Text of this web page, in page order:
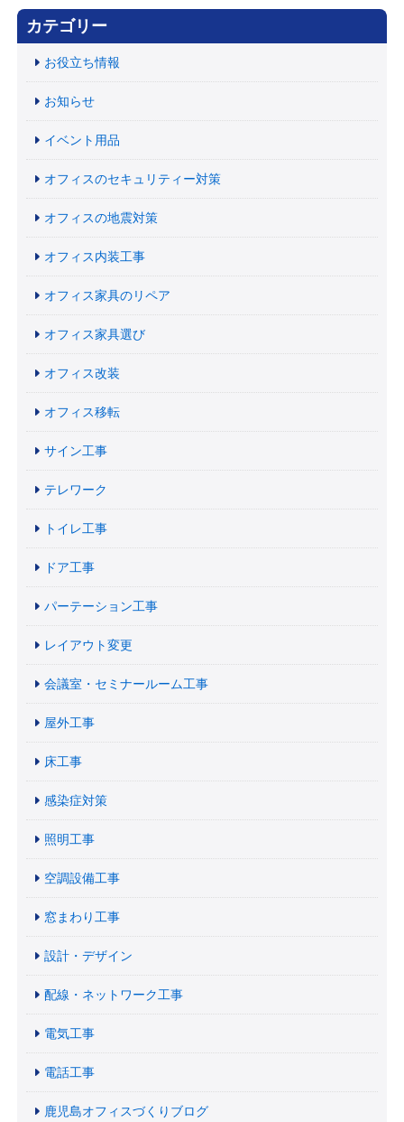
カテゴリー
お役立ち情報
お知らせ
イベント用品
オフィスのセキュリティー対策
オフィスの地震対策
オフィス内装工事
オフィス家具のリペア
オフィス家具選び
オフィス改装
オフィス移転
サイン工事
テレワーク
トイレ工事
ドア工事
パーテーション工事
レイアウト変更
会議室・セミナールーム工事
屋外工事
床工事
感染症対策
照明工事
空調設備工事
窓まわり工事
設計・デザイン
配線・ネットワーク工事
電気工事
電話工事
鹿児島オフィスづくりブログ